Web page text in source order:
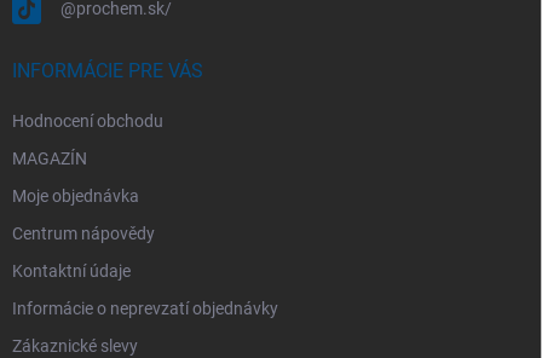
@prochem.sk/
INFORMÁCIE PRE VÁS
Hodnocení obchodu
MAGAZÍN
Moje objednávka
Centrum nápovědy
Kontaktní údaje
Informácie o neprevzatí objednávky
Zákaznické slevy